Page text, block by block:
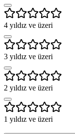
4 yıldız ve üzeri
3 yıldız ve üzeri
2 yıldız ve üzeri
1 yıldız ve üzeri